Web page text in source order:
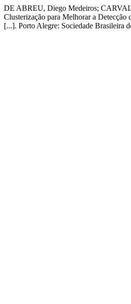
DE ABREU, Diego Medeiros;
Clusterização para Melhorar a Detecção
[...]. Porto Alegre: Sociedade Brasileira